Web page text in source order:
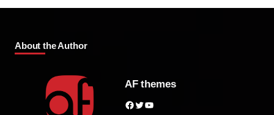
About the Author
AF themes
Facebook Twitter YouTube